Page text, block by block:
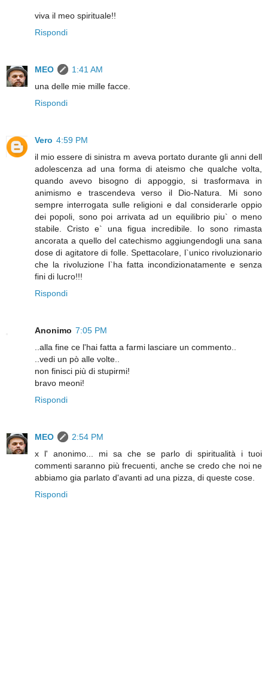
viva il meo spirituale!!
Rispondi
MEO
1:41 AM
una delle mie mille facce.
Rispondi
Vero 4:59 PM
il mio essere di sinistra m aveva portato durante gli anni dell
adolescenza ad una forma di ateismo che qualche volta,
quando avevo bisogno di appoggio, si trasformava in
animismo e trascendeva verso il Dio-Natura. Mi sono
sempre interrogata sulle religioni e dal considerarle oppio
dei popoli, sono poi arrivata ad un equilibrio piu` o meno
stabile. Cristo e` una figua incredibile. Io sono rimasta
ancorata a quello del catechismo aggiungendogli una sana
dose di agitatore di folle. Spettacolare, l`unico rivoluzionario
che la rivoluzione l`ha fatta incondizionatamente e senza
fini di lucro!!!
Rispondi
Anonimo 7:05 PM
..alla fine ce l'hai fatta a farmi lasciare un commento..
..vedi un pò alle volte..
non finisci più di stupirmi!
bravo meoni!
Rispondi
MEO
2:54 PM
x l' anonimo... mi sa che se parlo di spiritualità i tuoi
commenti saranno più frecuenti, anche se credo che noi ne
abbiamo gia parlato d'avanti ad una pizza, di queste cose.
Rispondi